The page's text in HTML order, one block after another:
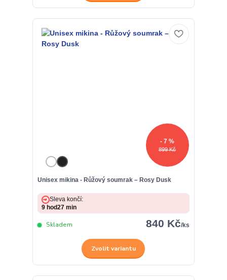
899 Kč
- 7 %
Unisex mikina - Růžový soumrak – Rosy Dusk
840 Kč/ks
Skladem
Sleva končí:
9 hod27 min
Zvolit variantu